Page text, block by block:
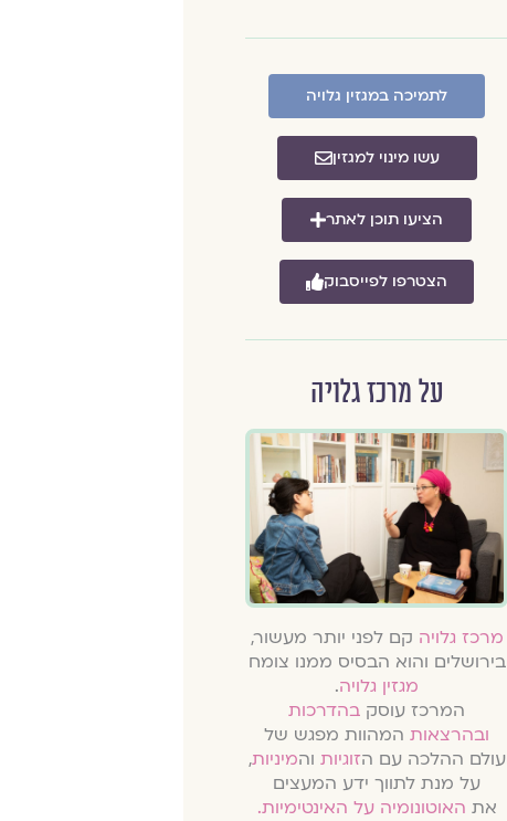
לתמיכה במגזין גלויה
עשו מינוי למגזין
הציעו תוכן לאתר
הצטרפו לפייסבוק
על מרכז גלויה
מרכז גלויה קם לפני יותר מעשור,
בירושלים והוא הבסיס ממנו צומח
מגזין גלויה.
המרכז עוסק בהדרכות
ובהרצאות המהוות מפגש של
עולם ההלכה עם הזוגיות והמיניות,
על מנת לתווך ידע המעצים
את האוטונומיה על האינטימיות.